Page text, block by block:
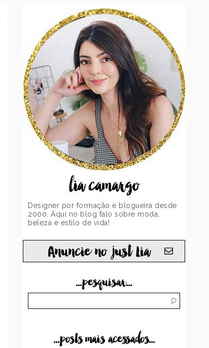
lia camargo
Designer por formação e blogueira desde
2000. Aqui no blog falo sobre moda,
beleza e estilo de vida!
Anuncie no just Lia
...pesquisar...
...posts mais acessados...